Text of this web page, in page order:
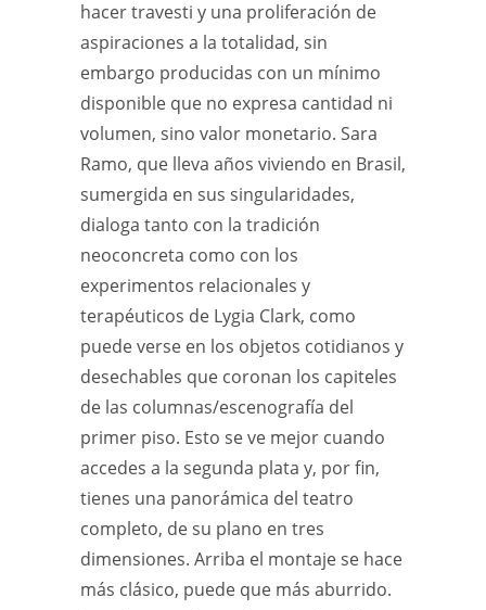
hacer travesti y una proliferación de
aspiraciones a la totalidad, sin
embargo producidas con un mínimo
disponible que no expresa cantidad ni
volumen, sino valor monetario. Sara
Ramo, que lleva años viviendo en Brasil,
sumergida en sus singularidades,
dialoga tanto con la tradición
neoconcreta como con los
experimentos relacionales y
terapéuticos de Lygia Clark, como
puede verse en los objetos cotidianos y
desechables que coronan los capiteles
de las columnas/escenografía del
primer piso. Esto se ve mejor cuando
accedes a la segunda plata y, por fin,
tienes una panorámica del teatro
completo, de su plano en tres
dimensiones. Arriba el montaje se hace
más clásico, puede que más aburrido.